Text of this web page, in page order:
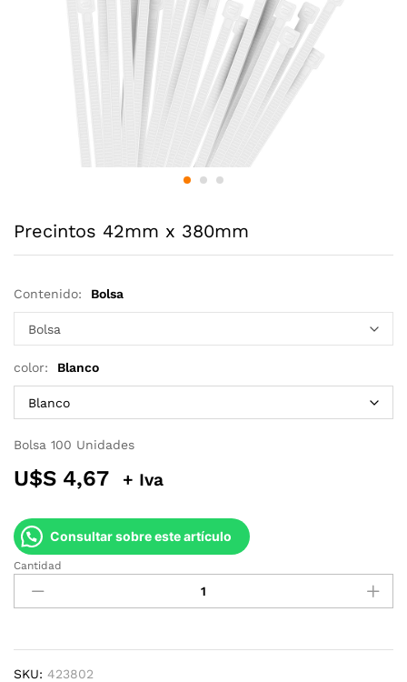
Precintos 42mm x 380mm
Contenido: Bolsa
color: Blanco
Bolsa 100 Unidades
U$S 4,67 + Iva
Consultar sobre este artículo
Precintos
42mm
x
quantity
Cantidad
SKU: 423802